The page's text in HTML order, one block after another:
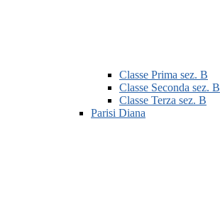
Classe Prima sez. B
Classe Seconda sez. B
Classe Terza sez. B
Parisi Diana